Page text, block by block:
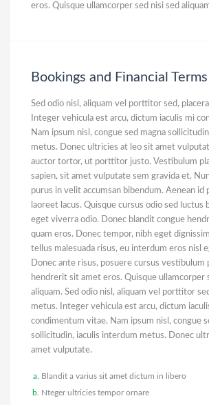
eros. Quisque ullamcorper sed nisi sed
Bookings and Financial Terms
Sed odio nisl, aliquam vel porttitor sed,
Integer vehicula est arcu, dictum iaculis mi
Nam ipsum nisl, congue sed magna
metus. Donec ultricies at leo sit amet
auctor tortor, ut porttitor justo. Vestibulum
sapien, sit amet vulputate sem gravida et.
purus in velit accumsan bibendum. Aenean id
laoreet lacus. Quisque cursus odio sed luctus
eget viverra odio. Donec blandit congue
quam eros. Donec tempor, nibh eget
tellus malesuada risus, eu interdum eros nisl
Donec ante risus, posuere cursus vestibulum
hendrerit sit amet eros. Quisque ullamcorper
aliquam. Sed odio nisl, aliquam vel porttitor
metus. Integer vehicula est arcu, dictum
condimentum vitae. Nam ipsum nisl, congue
sollicitudin, iaculis interdum metus. Donec
amet vulputate.
Blandit a varius sit amet dictum in libero
Nteger ultricies tempor ornare